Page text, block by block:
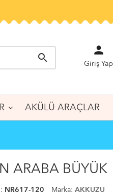
search
person
Giriş Yap
AKÜLÜ ARAÇLAR
ARABA BÜYÜK
NR617-120 Marka: AKKUZU